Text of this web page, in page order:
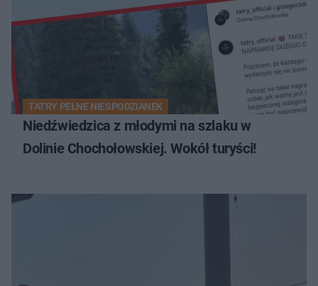
TATRY PEŁNE NIESPODZIANEK
Niedźwiedzica z młodymi na szlaku w
Dolinie Chochołowskiej. Wokół turyści!